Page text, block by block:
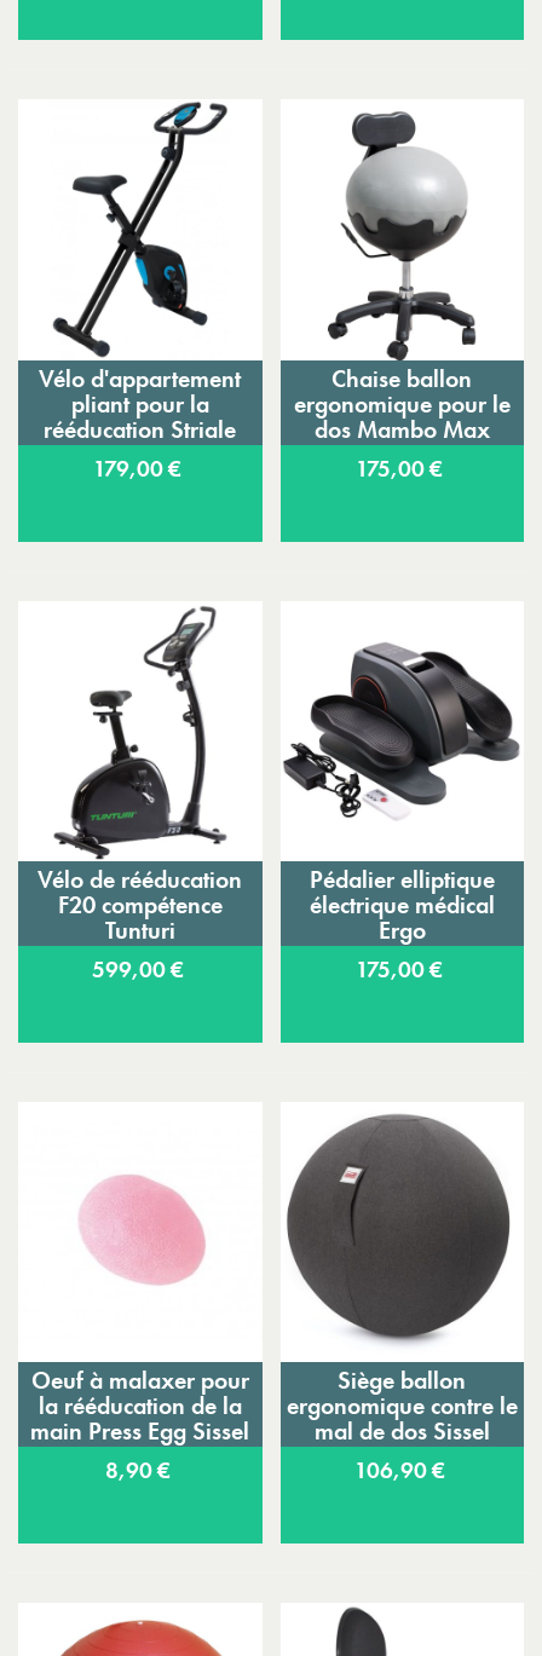
Vélo d'appartement
pliant pour la
rééducation Striale
SV-317
179,00 €
Chaise ballon
ergonomique pour le
dos Mambo Max
175,00 €
Vélo de rééducation
F20 compétence
Tunturi
599,00 €
Pédalier elliptique
électrique médical
Ergo
175,00 €
Oeuf à malaxer pour
la rééducation de la
main Press Egg Sissel
8,90 €
Siège ballon
ergonomique contre le
mal de dos Sissel
106,90 €